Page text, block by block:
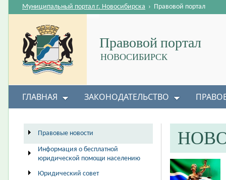
Правовой портал
НОВОСИБИРСК
Муниципальный портал г. Новосибирска › Правовой портал
ГЛАВНАЯ ЗАКОНОДАТЕЛЬСТВО
Правовые новости
Информация о бесплатной
юридической помощи населению
Юридический совет